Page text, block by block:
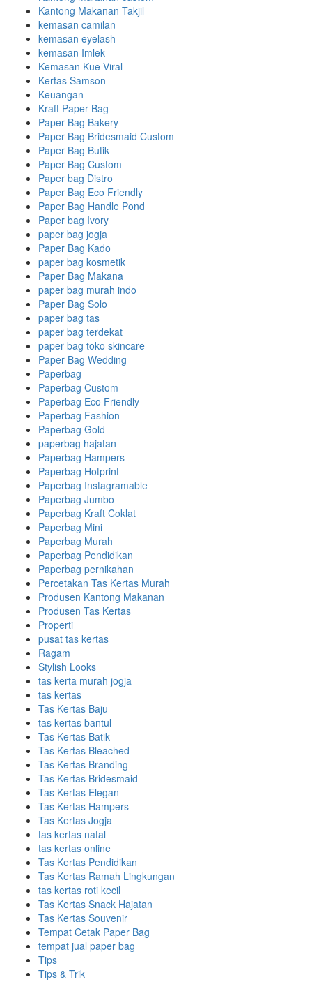
Kantong Makanan Takjil
kemasan camilan
kemasan eyelash
kemasan Imlek
Kemasan Kue Viral
Kertas Samson
Keuangan
Kraft Paper Bag
Paper Bag Bakery
Paper Bag Bridesmaid Custom
Paper Bag Butik
Paper Bag Custom
Paper bag Distro
Paper Bag Eco Friendly
Paper Bag Handle Pond
Paper bag Ivory
paper bag jogja
Paper Bag Kado
paper bag kosmetik
Paper Bag Makana
paper bag murah indo
Paper Bag Solo
paper bag tas
paper bag terdekat
paper bag toko skincare
Paper Bag Wedding
Paperbag
Paperbag Custom
Paperbag Eco Friendly
Paperbag Fashion
Paperbag Gold
paperbag hajatan
Paperbag Hampers
Paperbag Hotprint
Paperbag Instagramable
Paperbag Jumbo
Paperbag Kraft Coklat
Paperbag Mini
Paperbag Murah
Paperbag Pendidikan
Paperbag pernikahan
Percetakan Tas Kertas Murah
Produsen Kantong Makanan
Produsen Tas Kertas
Properti
pusat tas kertas
Ragam
Stylish Looks
tas kerta murah jogja
tas kertas
Tas Kertas Baju
tas kertas bantul
Tas Kertas Batik
Tas Kertas Bleached
Tas Kertas Branding
Tas Kertas Bridesmaid
Tas Kertas Elegan
Tas Kertas Hampers
Tas Kertas Jogja
tas kertas natal
tas kertas online
Tas Kertas Pendidikan
Tas Kertas Ramah Lingkungan
tas kertas roti kecil
Tas Kertas Snack Hajatan
Tas Kertas Souvenir
Tempat Cetak Paper Bag
tempat jual paper bag
Tips
Tips & Trik